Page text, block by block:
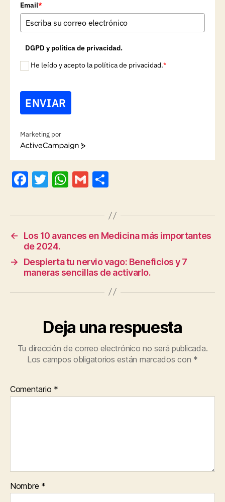
Email*
DGPD y política de privacidad.
He leído y acepto la política de privacidad.*
ENVIAR
Marketing por
A
i
v
a
F
c
b
o
o
k
T
itt
er
W
at
A
p
p
G
ai m
p
a
rt
ir
←
Los 10 avances en Medicina más importantes
de 2024.
→
Despierta tu nervio vago: Beneficios y 7
maneras sencillas de activarlo.
Deja una respuesta
Tu dirección de correo electrónico no será publicada.
Los campos obligatorios están marcados con *
Comentario *
Nombre *